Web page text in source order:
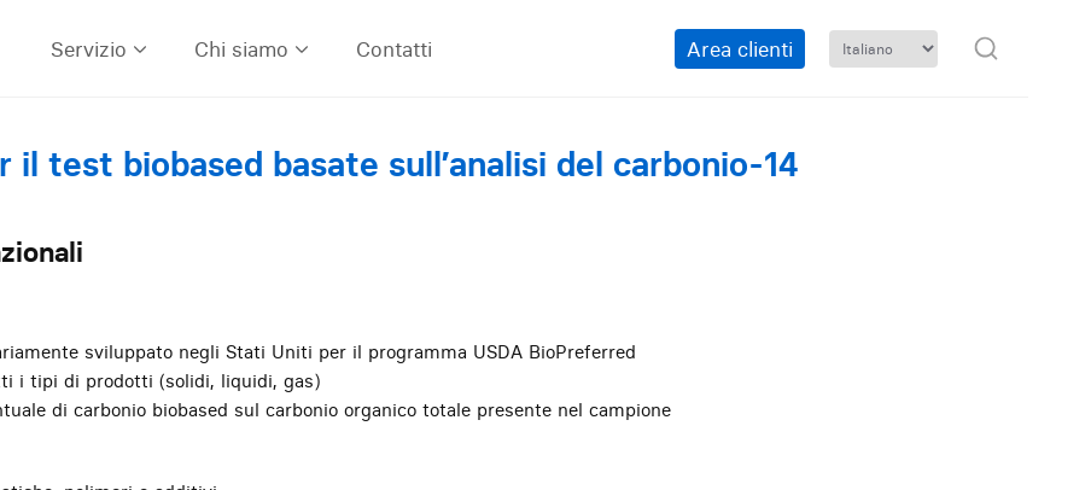
Servizio Chi siamo Contatti Area clienti
il test biobased basate sull’analisi del carbonio-14
sviluppato negli Stati Uniti per il programma USDA BioPreferred
i tipi di prodotti (solidi, liquidi, gas)
di carbonio biobased sul carbonio organico totale presente nel campione